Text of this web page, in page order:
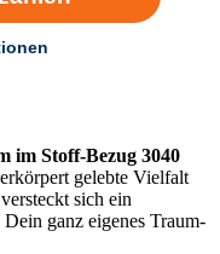
im Stoff-Bezug 3040
gelebte Vielfalt
sich ein
ganz eigenes Traum-